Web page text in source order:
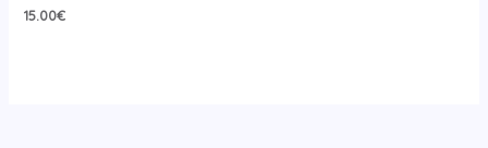
15.00€